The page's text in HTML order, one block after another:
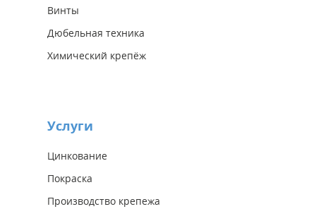
Винты
Дюбельная техника
Химический крепёж
Услуги
Цинкование
Покраска
Производство крепежа